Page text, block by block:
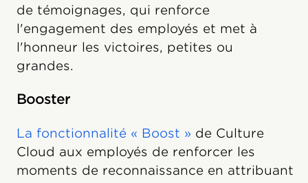
de témoignages, qui renforce
l'engagement des employés et met à
l'honneur les victoires, petites ou
grandes.
Booster
La fonctionnalité « Boost » de Culture
Cloud aux employés de renforcer les
moments de reconnaissance en attribuant